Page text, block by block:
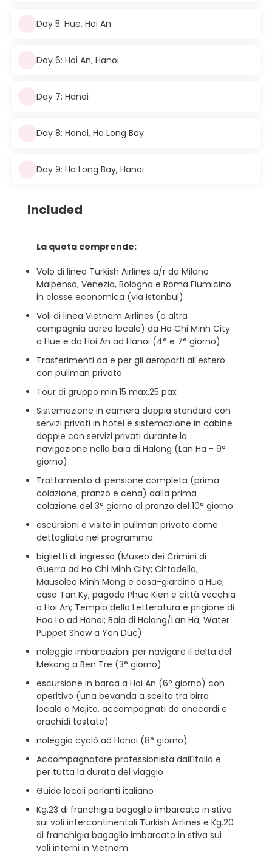
Day 5: Hue, Hoi An
Day 6: Hoi An, Hanoi
Day 7: Hanoi
Day 8: Hanoi, Ha Long Bay
Day 9: Ha Long Bay, Hanoi
Included
La quota comprende:
Volo di linea Turkish Airlines a/r da Milano
Malpensa, Venezia, Bologna e Roma Fiumicino
in classe economica (via Istanbul)
Voli di linea Vietnam Airlines (o altra
compagnia aerea locale) da Ho Chi Minh City
a Hue e da Hoi An ad Hanoi (4° e 7° giorno)
Trasferimenti da e per gli aeroporti all'estero
con pullman privato
Tour di gruppo min.15 max.25 pax
Sistemazione in camera doppia standard con
servizi privati in hotel e sistemazione in cabine
doppie con servizi privati durante la
navigazione nella baia di Halong (Lan Ha - 9°
giorno)
Trattamento di pensione completa (prima
colazione, pranzo e cena) dalla prima
colazione del 3° giorno al pranzo del 10° giorno
escursioni e visite in pullman privato come
dettagliato nel programma
biglietti di ingresso (Museo dei Crimini di
Guerra ad Ho Chi Minh City; Cittadella,
Mausoleo Minh Mang e casa-giardino a Hue;
casa Tan Ky, pagoda Phuc Kien e città vecchia
a Hoi An; Tempio della Letteratura e prigione di
Hoa Lo ad Hanoi; Baia di Halong/Lan Ha; Water
Puppet Show a Yen Duc)
noleggio imbarcazioni per navigare il delta del
Mekong a Ben Tre (3° giorno)
escursione in barca a Hoi An (6° giorno) con
aperitivo (una bevanda a scelta tra birra
locale o Mojito, accompagnati da anacardi e
arachidi tostate)
noleggio cyclò ad Hanoi (8° giorno)
Accompagnatore professionista dall’Italia e
per tutta la durata del viaggio
Guide locali parlanti italiano
Kg.23 di franchigia bagaglio imbarcato in stiva
sui voli intercontinentali Turkish Airlines e Kg.20
di franchigia bagaglio imbarcato in stiva sui
voli interni in Vietnam